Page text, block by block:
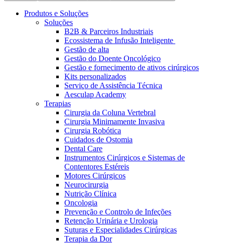
Catálogo de Produtos
Encontre o produto que procura. Visite o catálogo de produtos
da B. Braun com o nosso portfólio completo.
Centro de Inovação
Vamos impulsionar juntos a inovação na tecnologia médica.
Saiba mais sobre o nosso centro de inovação e apresente a sua
Produtos e Soluções
Soluções
B2B & Parceiros Industriais
Ecossistema de Infusão Inteligente
Gestão de alta
Gestão do Doente Oncológico
Gestão e fornecimento de ativos cirúrgicos
Kits personalizados
Serviço de Assistência Técnica
Aesculap Academy
Terapias
Cirurgia da Coluna Vertebral
Cirurgia Minimamente Invasiva
Cirurgia Robótica
Cuidados de Ostomia
Dental Care
Instrumentos Cirúrgicos e Sistemas de
Contentores Estéreis
Motores Cirúrgicos
Neurocirurgia
Nutrição Clínica
Oncologia
Prevenção e Controlo de Infeções
Retenção Urinária e Urologia
Suturas e Especialidades Cirúrgicas
Terapia da Dor